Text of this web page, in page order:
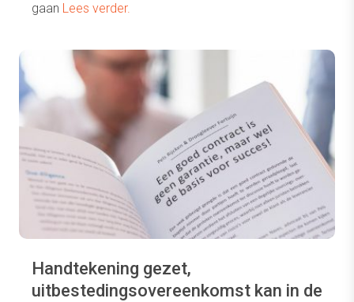
gaan Lees verder.
Handtekening gezet,
uitbestedingsovereenkomst kan in de